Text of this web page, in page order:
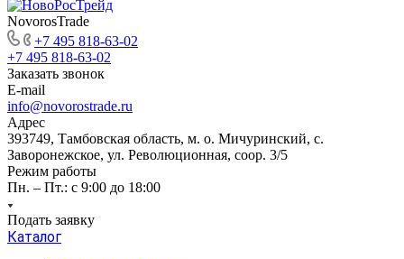
NovorosTrade
+7 495 818-63-02
+7 495 818-63-02
Заказать звонок
E-mail
info@novorostrade.ru
Адрес
393749, Тамбовская область, м. о. Мичуринский, с.
Заворонежское, ул. Революционная, соор. 3/5
Режим работы
Пн. – Пт.: с 9:00 до 18:00
Подать заявку
Каталог